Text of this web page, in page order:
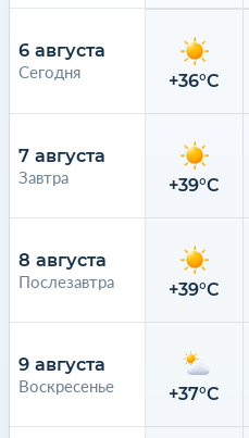
6 августа
Сегодня
7 августа
Завтра
8 августа
Послезавтра
9 августа
Воскресенье
+36°C
+39°C
+39°C
+37°C